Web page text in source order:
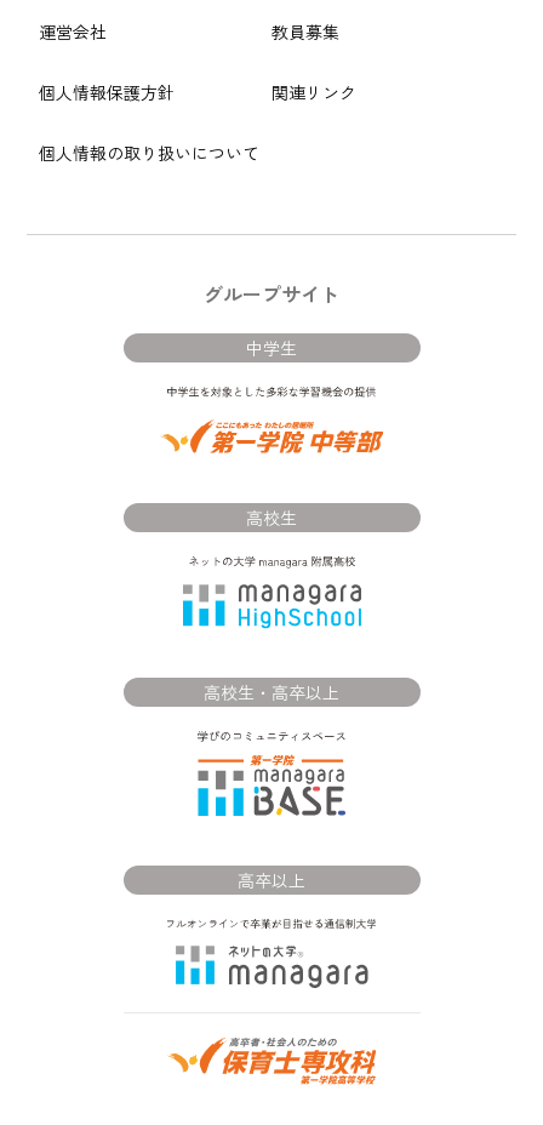
運営会社
個人情報保護方針
個人情報の取り扱いについて
教員募集
関連リンク
グループサイト
中学生
高校生
高校生・高卒以上
高卒以上